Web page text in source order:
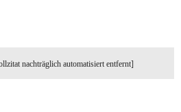
nachträglich automatisiert entfernt]